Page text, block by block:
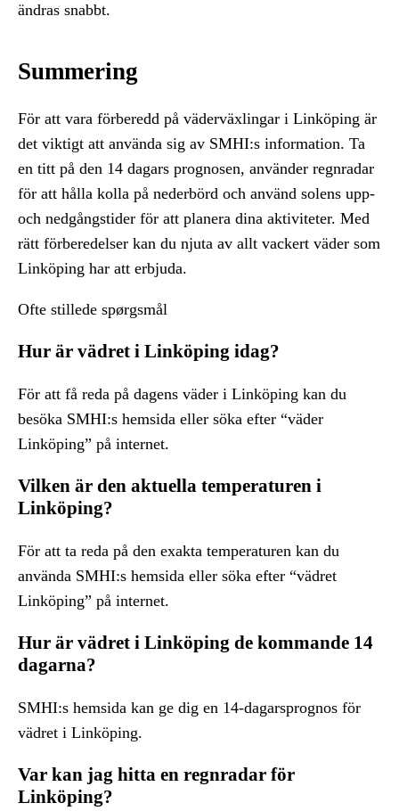
ändras snabbt.
Summering
För att vara förberedd på väderväxlingar i Linköping är
det viktigt att använda sig av SMHI:s information. Ta
en titt på den 14 dagars prognosen, använder regnradar
för att hålla kolla på nederbörd och använd solens upp-
och nedgångstider för att planera dina aktiviteter. Med
rätt förberedelser kan du njuta av allt vackert väder som
Linköping har att erbjuda.
Ofte stillede spørgsmål
Hur är vädret i Linköping idag?
För att få reda på dagens väder i Linköping kan du
besöka SMHI:s hemsida eller söka efter “väder
Linköping” på internet.
Vilken är den aktuella temperaturen i
Linköping?
För att ta reda på den exakta temperaturen kan du
använda SMHI:s hemsida eller söka efter “vädret
Linköping” på internet.
Hur är vädret i Linköping de kommande 14
dagarna?
SMHI:s hemsida kan ge dig en 14-dagarsprognos för
vädret i Linköping.
Var kan jag hitta en regnradar för
Linköping?